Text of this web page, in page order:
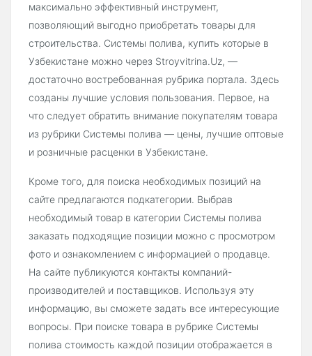
максимально эффективный инструмент,
позволяющий выгодно приобретать товары для
строительства. Системы полива, купить которые в
Узбекистане можно через Stroyvitrina.Uz, —
достаточно востребованная рубрика портала. Здесь
созданы лучшие условия пользования. Первое, на
что следует обратить внимание покупателям товара
из рубрики Системы полива — цены, лучшие оптовые
и розничные расценки в Узбекистане.
Кроме того, для поиска необходимых позиций на
сайте предлагаются подкатегории. Выбрав
необходимый товар в категории Системы полива
заказать подходящие позиции можно с просмотром
фото и ознакомлением с информацией о продавце.
На сайте публикуются контакты компаний-
производителей и поставщиков. Используя эту
информацию, вы сможете задать все интересующие
вопросы. При поиске товара в рубрике Системы
полива стоимость каждой позиции отображается в